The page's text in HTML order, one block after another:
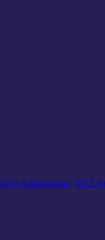
its Applications' 'BCL